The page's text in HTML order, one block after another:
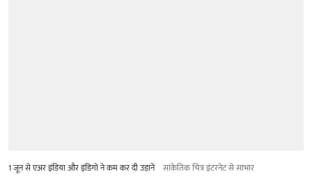
1 जून से एअर इंडिया और इंडिगो ने कम कर दी उड़ानें सांकेतिक चित्र इंटरनेट से साभार